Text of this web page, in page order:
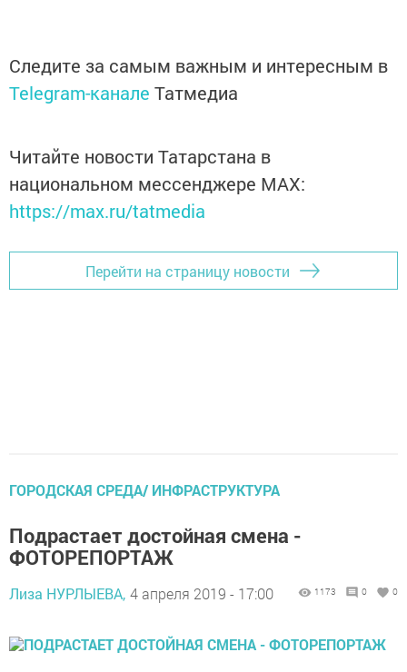
Следите за самым важным и интересным в
Telegram-канале Татмедиа
Читайте новости Татарстана в
национальном мессенджере MАХ:
https://max.ru/tatmedia
Перейти на страницу новости
ГОРОДСКАЯ СРЕДА/ ИНФРАСТРУКТУРА
Подрастает достойная смена -
ФОТОРЕПОРТАЖ
Лиза НУРЛЫЕВА, 4 апреля 2019 - 17:00 1173 0 0